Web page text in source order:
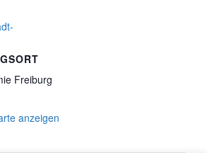
Freiburg
anzeigen